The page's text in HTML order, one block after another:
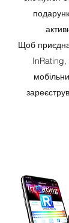
Щоб
InRating,